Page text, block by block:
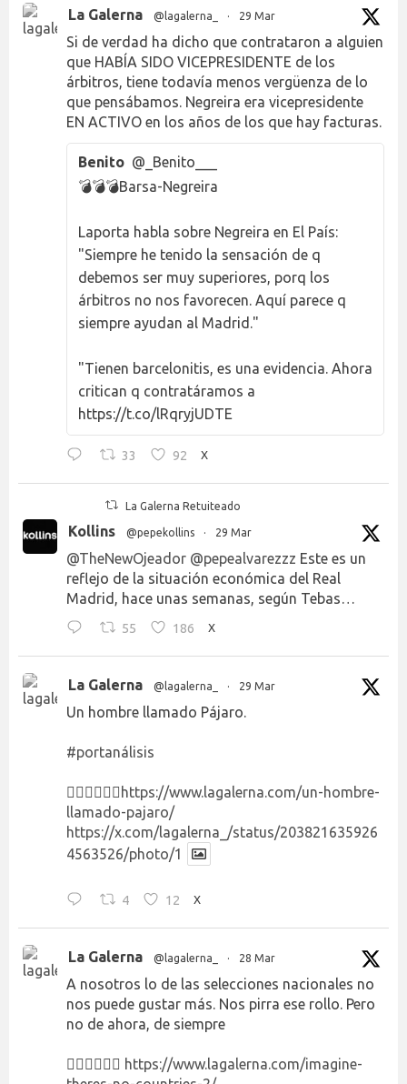
La Galerna @lagalerna_ · 29 Mar
Si de verdad ha dicho que contrataron a alguien
que HABÍA SIDO VICEPRESIDENTE de los
árbitros, tiene todavía menos vergüenza de lo
que pensábamos. Negreira era vicepresidente
EN ACTIVO en los años de los que hay facturas.
Benito @_Benito___
💣💣💣Barsa-Negreira
Laporta habla sobre Negreira en El País:
"Siempre he tenido la sensación de q
debemos ser muy superiores, porq los
árbitros no nos favorecen. Aquí parece q
siempre ayudan al Madrid."
"Tienen barcelonitis, es una evidencia. Ahora
critican q contratáramos a
https://t.co/lRqryjUDTE
33 92 X
La Galerna Retuiteado
Kollins @pepekollins · 29 Mar
@TheNewOjeador @pepealvarezzz Este es un
reflejo de la situación económica del Real
Madrid, hace unas semanas, según Tebas…
55 186 X
La Galerna @lagalerna_ · 29 Mar
Un hombre llamado Pájaro.
#portanálisis
👉🏻👉🏻👉🏻 https://www.lagalerna.com/un-hombre-
llamado-pajaro/
https://x.com/lagalerna_/status/203821635926
4563526/photo/1
4 12 X
La Galerna @lagalerna_ · 28 Mar
A nosotros lo de las selecciones nacionales no
nos puede gustar más. Nos pirra ese rollo. Pero
no de ahora, de siempre
👉🏻👉🏻👉🏻 https://www.lagalerna.com/imagine-